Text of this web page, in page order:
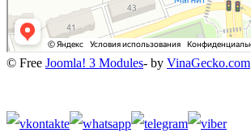
© Free Joomla! 3 Modules- by VinaGecko.com